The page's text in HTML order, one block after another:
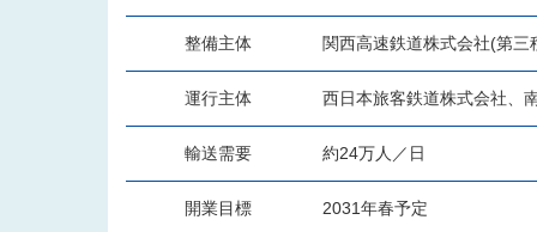
整備主体 関西高速鉄道株式会社(第三
運行主体 西日本旅客鉄道株式会社、
輸送需要 約24万人／日
開業目標 2031年春予定